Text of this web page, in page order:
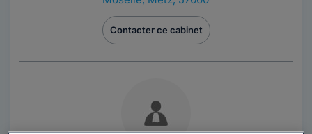
Contacter ce cabinet